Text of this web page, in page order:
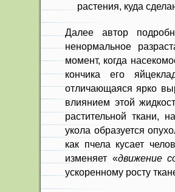
растения, куда
Далее автор
ненормальное
момент, когда
кончика его
отличающаяся ярко
влиянием этой
растительной ткани,
укола образуется
как пчела кусает
изменяет «движение
ускоренному росту